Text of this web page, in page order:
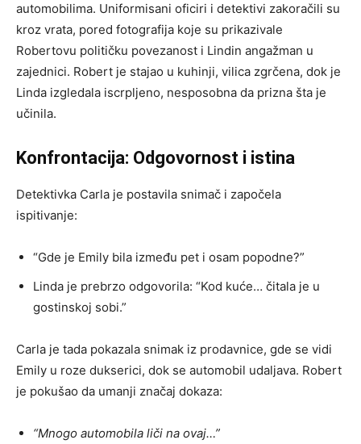
automobilima. Uniformisani oficiri i detektivi zakoračili su
kroz vrata, pored fotografija koje su prikazivale
Robertovu političku povezanost i Lindin angažman u
zajednici. Robert je stajao u kuhinji, vilica zgrčena, dok je
Linda izgledala iscrpljeno, nesposobna da prizna šta je
učinila.
Konfrontacija: Odgovornost i istina
Detektivka Carla je postavila snimač i započela
ispitivanje:
“Gde je Emily bila između pet i osam popodne?”
Linda je prebrzo odgovorila: “Kod kuće… čitala je u
gostinskoj sobi.”
Carla je tada pokazala snimak iz prodavnice, gde se vidi
Emily u roze dukserici, dok se automobil udaljava. Robert
je pokušao da umanji značaj dokaza:
“Mnogo automobila liči na ovaj…”